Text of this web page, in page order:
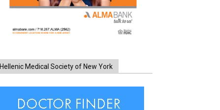
Hellenic Medical Society of New York